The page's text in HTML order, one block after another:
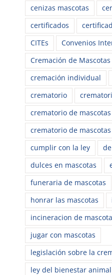
cenizas mascotas
certificados
CITEs
Convenios
Cremación de Mascotas
cremación individual
crematorio
crematorio de
crematorio de
cumplir con la ley
dulces en mascotas
funeraria de mascotas
honrar las mascotas
incineracion de
jugar con mascotas
legislación sobre la
ley del bienestar animal